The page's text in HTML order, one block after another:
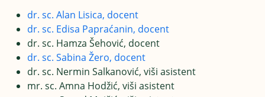
dr. sc. Alan Lisica, docent
dr. sc. Edisa Papraćanin, docent
dr. sc. Hamza Šehović, docent
dr. sc. Sabina Žero, docent
dr. sc. Nermin Salkanović, viši asistent
mr. sc. Amna Hodžić, viši asistent